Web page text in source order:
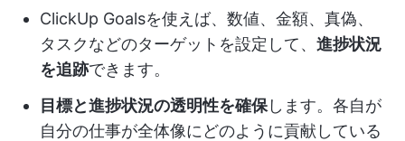
ClickUp Goalsを使えば、数値、金額、真偽、
タスクなどのターゲットを設定して、 進捗状況
を追跡できます。
目標と進捗状況の透明性を確保します。各自が
自分の仕事が全体像にどのように貢献している